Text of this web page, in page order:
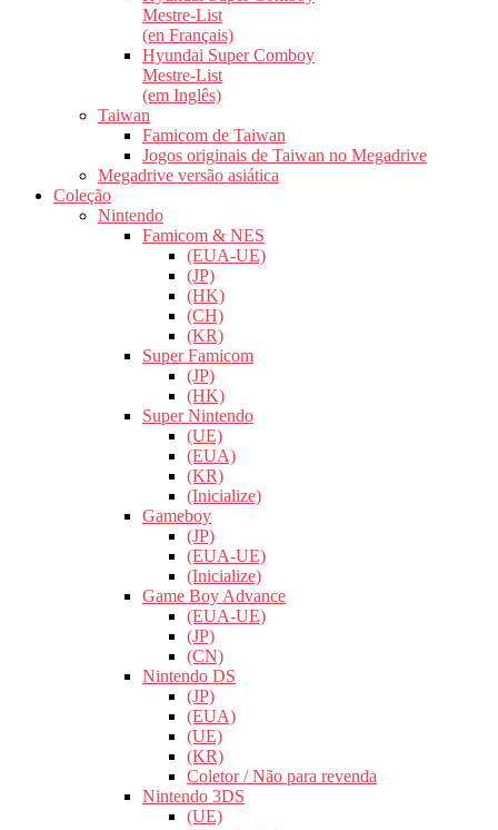
Mestre-List
(en Français)
Hyundai Super Comboy
Mestre-List
(em Inglês)
Taiwan
Famicom de Taiwan
Jogos originais de Taiwan no Megadrive
Megadrive versão asiática
Coleção
Nintendo
Famicom & NES
(EUA-UE)
(JP)
(HK)
(CH)
(KR)
Super Famicom
(JP)
(HK)
Super Nintendo
(UE)
(EUA)
(KR)
(Inicialize)
Gameboy
(JP)
(EUA-UE)
(Inicialize)
Game Boy Advance
(EUA-UE)
(JP)
(CN)
Nintendo DS
(JP)
(EUA)
(UE)
(KR)
Coletor / Não para revenda
Nintendo 3DS
(UE)